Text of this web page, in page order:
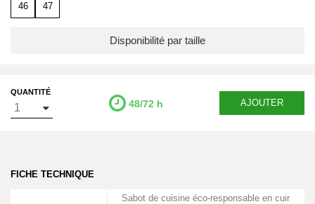
46 47
Disponibilité par taille
QUANTITÉ
48/72 h AJOUTER
FICHE TECHNIQUE
Sabot de cuisine éco-responsable en cuir